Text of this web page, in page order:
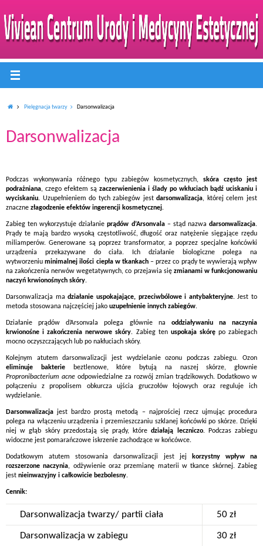
Pielęgnacja twarzy Darsonwalizacja
Darsonwalizacja
Podczas wykonywania różnego typu zabiegów kosmetycznych, skóra często jest
podrażniana, czego efektem są zaczerwienienia i ślady po wkłuciach bądź uciskaniu i
wyciskaniu. Uzupełnieniem do tych zabiegów jestdarsonwalizacja, której celem jest
znaczne złagodzenie efektów ingerencji kosmetycznej.
Zabieg ten wykorzystuje działanieprądów d’Arsonvala– stąd nazwadarsonwalizacja.
Prądy te mają bardzo wysoką częstotliwość, długość oraz natężenie sięgające rzędu
miliamperów. Generowane są poprzez transformator, a poprzez specjalne końcówki
urządzenia przekazywane do ciała. Ich działanie biologiczne polega na
wytworzeniuminimalnej ilości ciepła w tkankach– przez co prądy te wywierają wpływ
na zakończenia nerwów wegetatywnych, co przejawia się zmianami w funkcjonowaniu
naczyń krwionośnych skóry.
Darsonwalizacja madziałanie uspokajające, przeciwbólowe i antybakteryjne. Jest to
metoda stosowana najczęściej jako uzupełnienie innych zabiegów.
Działanie prądów d’Arsonvala polega głównie na oddziaływaniu na naczynia
krwionośne i zakończenia nerwowe skóry. Zabieg ten uspokaja skórępo zabiegach
mocno oczyszczających lub po nakłuciach skóry.
Kolejnym atutem darsonwalizacji jest wydzielanie ozonu podczas zabiegu. Ozon
eliminuje bakteriebeztlenowe, które bytują na naszej skórze, głownie
Propronibacterium acne odpowiedzialne za rozwój zmian trądzikowych. Dodatkowo w
połączeniu z propolisem obkurcza ujścia gruczołów łojowych oraz reguluje ich
wydzielanie.
Darsonwalizacja jest bardzo prostą metodą – najprościej rzecz ujmując procedura
polega na włączeniu urządzenia i przemieszczaniu szklanej końcówki po skórze. Dzięki
niej w głąb skóry przedostają się prądy, któredziałają leczniczo. Podczas zabiegu
widoczne jest pomarańczowe iskrzenie zachodzące w końcówce.
Dodatkowym atutem stosowania darsonwalizacji jest jej korzystny wpływ na
rozszerzone naczynia, odżywienie oraz przemianę materii w tkance skórnej. Zabieg
jest nieinwazyjny i całkowicie bezbolesny.
Cennik:
Darsonwalizacja twarzy/ partii ciała 50 zł
Darsonwalizacja w zabiegu 30 zł